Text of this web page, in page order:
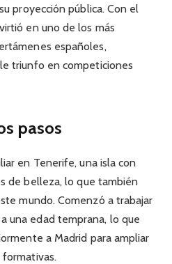
proyección pública. Con el
en uno de los más
españoles,
triunfo en competiciones
pasos
en Tenerife, una isla con
de belleza, lo que también
mundo. Comenzó a trabajar
una edad temprana, lo que
a Madrid para ampliar